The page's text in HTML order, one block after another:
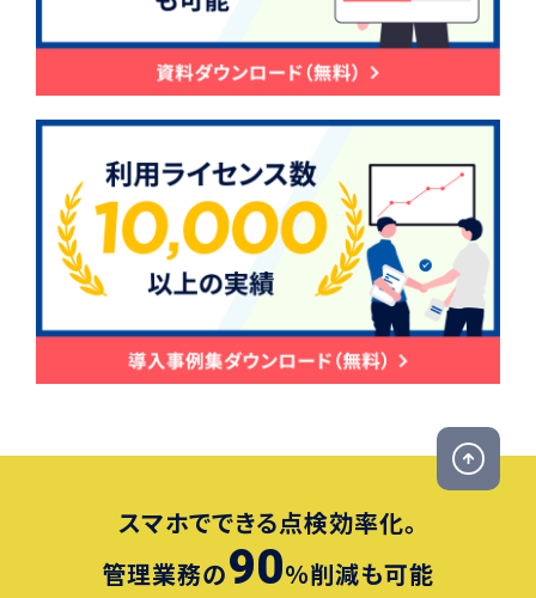
スマホでできる点検効率化。
管理業務の90％削減も可能